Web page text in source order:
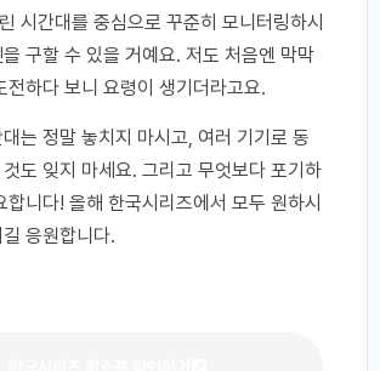
시간대를 중심으로 꾸준히 모니터링하시
구할 수 있을 거예요. 저도 처음엔 막막
전하다 보니 요령이 생기더라고요.
는 정말 놓치지 마시고, 여러 기기로 동
도 잊지 마세요. 그리고 무엇보다 포기하
합니다! 올해 한국시리즈에서 모두 원하시
응원합니다.